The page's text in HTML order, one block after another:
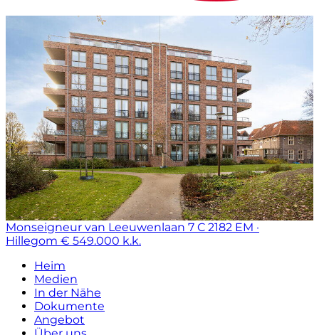
Monseigneur van Leeuwenlaan 7 C 2182 EM ·
Hillegom € 549.000 k.k.
Heim
Medien
In der Nähe
Dokumente
Angebot